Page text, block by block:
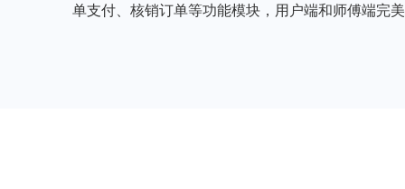
单支付、核销订单等功能模块，用户端和师傅端完